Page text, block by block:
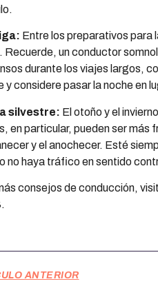
Entre los preparativos para
Recuerde, un conductor
durante los viajes largos,
y considere pasar la noche en
silvestre: El otoño y el
en particular, pueden ser
y el anochecer. Esté
no haya tráfico en sentido
consejos de conducción,
ANTERIOR